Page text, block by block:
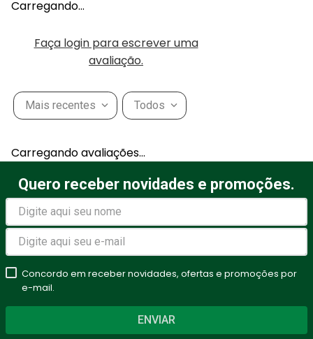
Carregando…
Faça login para escrever uma
avaliação.
Mais recentes Todos
Carregando avaliações…
Quero receber novidades e promoções.
Concordo em receber novidades, ofertas e promoções por
e-mail.
ENVIAR